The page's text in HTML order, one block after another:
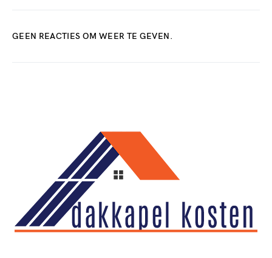
GEEN REACTIES OM WEER TE GEVEN.